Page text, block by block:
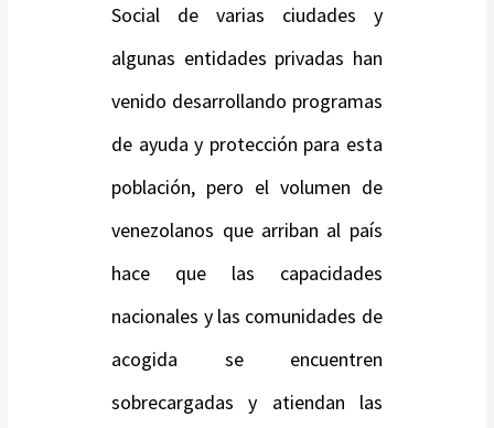
Social de varias ciudades y
algunas entidades privadas han
venido desarrollando programas
de ayuda y protección para esta
población, pero el volumen de
venezolanos que arriban al país
hace que las capacidades
nacionales y las comunidades de
acogida se encuentren
sobrecargadas y atiendan las